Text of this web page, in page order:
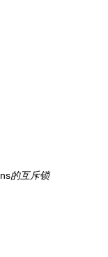
的互斥锁